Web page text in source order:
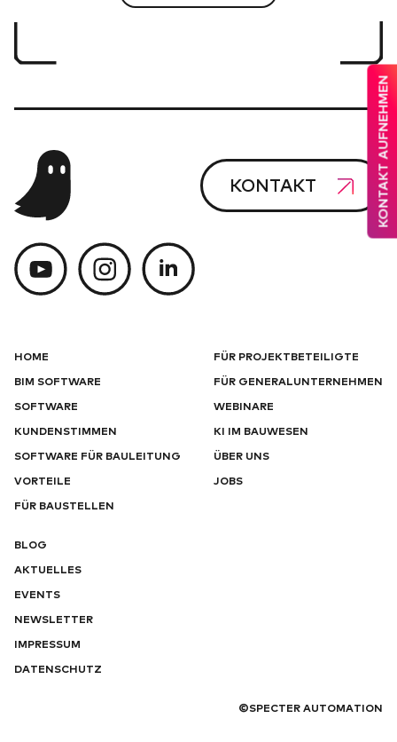
KONTAKT
HOME
BIM SOFTWARE
SOFTWARE
KUNDENSTIMMEN
SOFTWARE FÜR BAULEITUNG
VORTEILE
FÜR BAUSTELLEN
FÜR PROJEKTBETEILIGTE
FÜR GENERALUNTERNEHMEN
WEBINARE
KI IM BAUWESEN
ÜBER UNS
JOBS
BLOG
AKTUELLES
EVENTS
NEWSLETTER
IMPRESSUM
DATENSCHUTZ
©SPECTER AUTOMATION
100
KONTAKT AUFNEHMEN